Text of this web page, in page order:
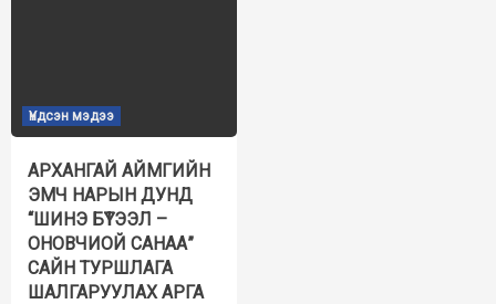
Үндсэн мэдээ
АРХАНГАЙ АЙМГИЙН
ЭМЧ НАРЫН ДУНД
“ШИНЭ БҮТЭЭЛ –
ОНОВЧИОЙ САНАА”
САЙН ТУРШЛАГА
ШАЛГАРУУЛАХ АРГА